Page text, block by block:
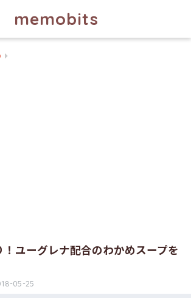
memobits
！ユーグレナ配合のわかめスープを
05-25